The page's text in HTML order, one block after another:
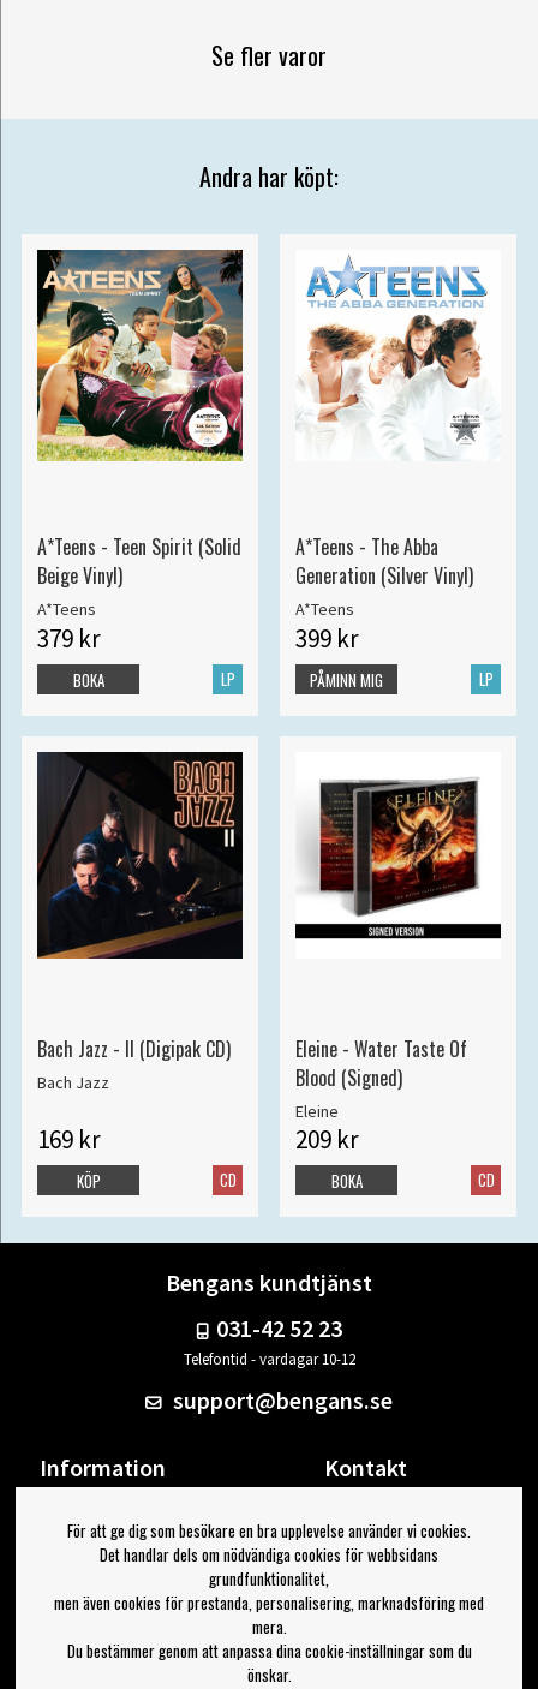
Se fler varor
Andra har köpt:
A*Teens - Teen Spirit (Solid
Beige Vinyl)
A*Teens
379 kr
LP
BOKA
A*Teens - The Abba
Generation (Silver Vinyl)
A*Teens
399 kr
LP
PÅMINN MIG
Bach Jazz - II (Digipak CD)
Bach Jazz
169 kr
CD
KÖP
Eleine - Water Taste Of
Blood (Signed)
Eleine
209 kr
CD
BOKA
Bengans kundtjänst
031-42 52 23
Telefontid - vardagar 10-12
support@bengans.se
Information
Om Bengans
FAQ / Köp- & Leveransvillkor
Kontakt
Din sida
Logga ut
Jag vill ha tips från Bengans
För att ge dig som besökare en bra upplevelse använder vi cookies.
Det handlar dels om nödvändiga cookies för webbsidans
grundfunktionalitet,
men även cookies för prestanda, personalisering, marknadsföring med
mera.
Du bestämmer genom att anpassa dina cookie-inställningar som du
önskar.